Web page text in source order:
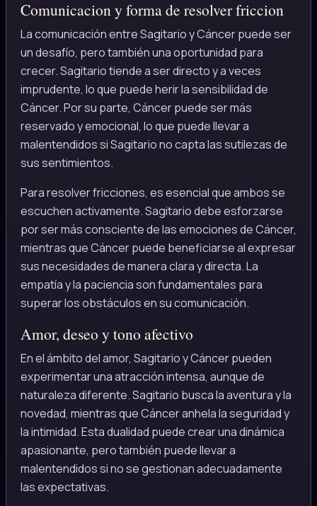
Comunicacion y forma de resolver friccion
La comunicación entre Sagitario y Cáncer puede ser
un desafío, pero también una oportunidad para
crecer. Sagitario tiende a ser directo y a veces
imprudente, lo que puede herir la sensibilidad de
Cáncer. Por su parte, Cáncer puede ser más
reservado y emocional, lo que puede llevar a
malentendidos si Sagitario no capta las sutilezas de
sus sentimientos.
Para resolver fricciones, es esencial que ambos se
escuchen activamente. Sagitario debe esforzarse
por ser más consciente de las emociones de Cáncer,
mientras que Cáncer puede beneficiarse al expresar
sus necesidades de manera clara y directa. La
empatía y la paciencia son fundamentales para
superar los obstáculos en su comunicación.
Amor, deseo y tono afectivo
En el ámbito del amor, Sagitario y Cáncer pueden
experimentar una atracción intensa, aunque de
naturaleza diferente. Sagitario busca la aventura y la
novedad, mientras que Cáncer anhela la seguridad y
la intimidad. Esta dualidad puede crear una dinámica
apasionante, pero también puede llevar a
malentendidos si no se gestionan adecuadamente
las expectativas.